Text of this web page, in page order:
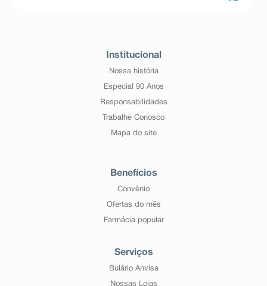
Institucional
Nossa história
Especial 90 Anos
Responsabilidades
Trabalhe Conosco
Mapa do site
Benefícios
Convênio
Ofertas do mês
Farmácia popular
Serviços
Bulário Anvisa
Nossas Lojas